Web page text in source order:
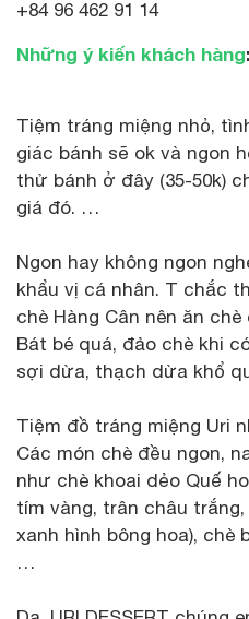
+84 96 462 91 14
Những ý kiến khách hàng:
Tiệm tráng miệng nhỏ,
giác bánh sẽ ok và ngon
thử bánh ở đây (35-50k)
giá đó. …
Ngon hay không ngon
khẩu vị cá nhân. T chắc
chè Hàng Cân nên ăn
Bát bé quá, đảo chè khi
sợi dừa, thạch dừa khổ
Tiệm đồ tráng miệng Uri
Các món chè đều ngon,
như chè khoai dẻo Quế
tím vàng, trân châu
xanh hình bông hoa),
…